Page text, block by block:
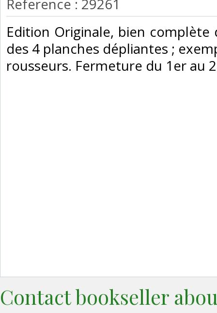
Reference : 29261
‎Edition Originale, bien
des 4 planches dépliantes ;
rousseurs. Fermeture du 1er au
Contact bookseller